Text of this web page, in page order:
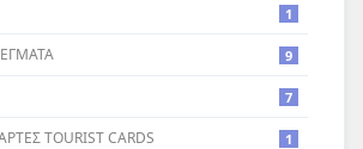
1
9
7
TOURIST CARDS 1